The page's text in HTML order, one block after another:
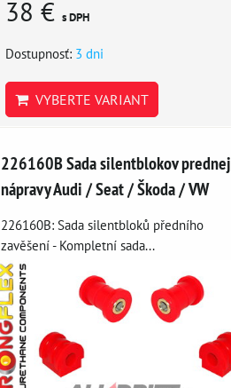
38 € s DPH
Dostupnosť: 3 dni
VYBERTE VARIANT
226160B Sada silentblokov prednej
nápravy Audi / Seat / Škoda / VW
226160B: Sada silentbloků předního
zavěšení - Kompletní sada...